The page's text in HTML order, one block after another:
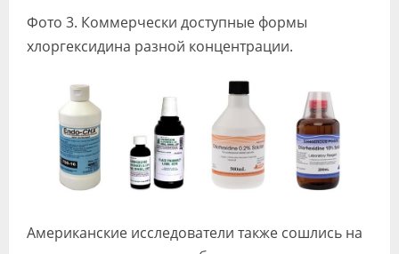
Фото 3. Коммерчески доступные формы
хлоргексидина разной концентрации.
Американские исследователи также сошлись на